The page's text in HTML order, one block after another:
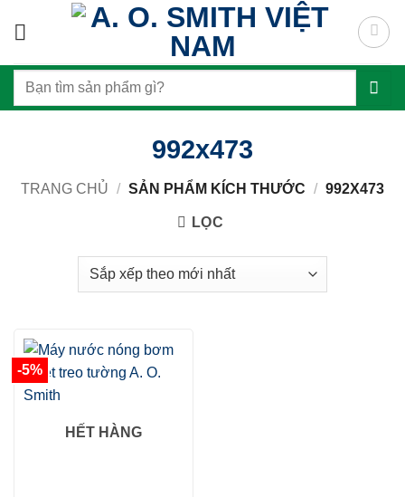
Tìm
992x473
TRANG CHỦ / SẢN PHẨM KÍCH THƯỚC / 992X473
LỌC
-5%
HẾT HÀNG